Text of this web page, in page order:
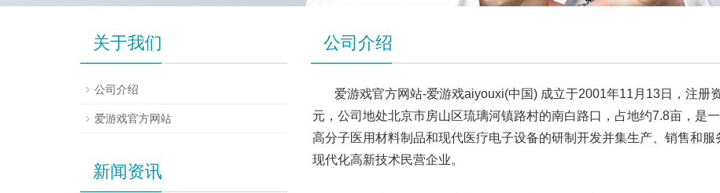
公司介绍
爱游戏官方网站-爱游戏aiyouxi(中国) 成立于2001年11月13日，注册
元，公司地处北京市房山区琉璃河镇路村的南白路口，占地约7.8亩，是
高分子医用材料制品和现代医疗电子设备的研制开发并集生产、销售和服
现代化高新技术民营企业。
关于我们
公司介绍
爱游戏官方网站
新闻资讯